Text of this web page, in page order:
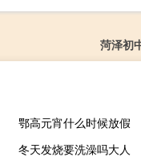
菏泽初
鄂高元宵什么时候放假
冬天发烧要洗澡吗大人